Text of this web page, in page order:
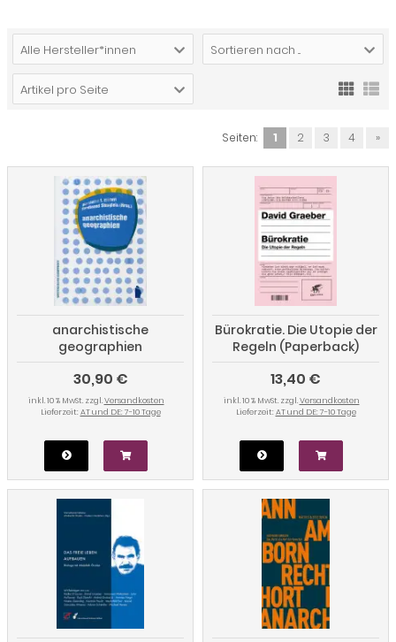
Alle Hersteller*innen Sortieren nach ...
Artikel pro Seite
Seiten: 1 2 3 4 »
anarchistische
geographien
30,90 €
inkl. 10 % MwSt. zzgl.Versandkosten
Lieferzeit: AT und DE: 7-10 Tage
Bürokratie. Die Utopie der
Regeln (Paperback)
13,40 €
inkl. 10 % MwSt. zzgl.Versandkosten
Lieferzeit: AT und DE: 7-10 Tage